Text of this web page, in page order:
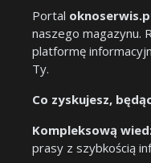
Portal
naszego magazynu.
platformę
Ty.
Co zyskujesz,
Kompleksową
prasy z szybkością